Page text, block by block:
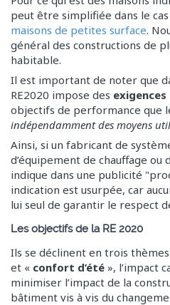
Vidéos calculs de ponts
Comment Obtenir l’attestation
Notes de version du logiciel
Mon Compte
Forum
Utilisation de Comme Un
Application des RE2020 et RT2012
peut être simplifiée dans le cas
maisons de petites surface.
général des constructions de
habitable.
Il est important de noter que
RE2020 impose des
objectifs de performance que
indépendamment des moyens
Ainsi, si un fabricant de
d’équipement de chauffage ou
indique dans une publicité
indication est usurpée, car
lui seul de garantir le respect
Les objectifs de la RE 2020
Ils se déclinent en trois
et « confort d’été », l’impact
minimiser l’impact de la
bâtiment vis à vis du